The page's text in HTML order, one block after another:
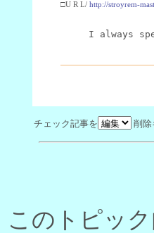
□U R L/ http://stroyrem-
I always
チェック記事を 削除
このトピッ